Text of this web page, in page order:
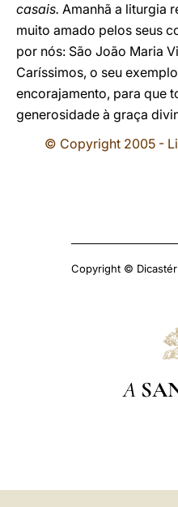
casais. Amanhã a liturgia
muito amado pelos seus
por nós: São João Maria
Caríssimos, o seu
encorajamento, para que
generosidade à graça
© Copyright 2005 -
Copyright ©
A